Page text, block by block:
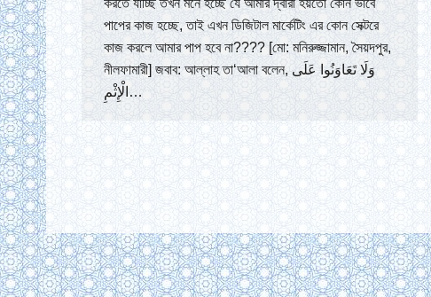
করতে যাচ্ছি তখন মনে হচ্ছে যে আমার দ্বারা হয়তো কোন ভাবে
পাপের কাজ হচ্ছে, তাই এখন ডিজিটাল মার্কেটিং এর কোন সেক্টরে
কাজ করলে আমার পাপ হবে না???? [মো: মনিরুজ্জামান, সৈয়দপুর,
নীলফামারী] জবাব: আল্লাহ তা‘আলা বলেন, وَلَا تَعَاوَنُوا عَلَى
الْإِثْمِ…